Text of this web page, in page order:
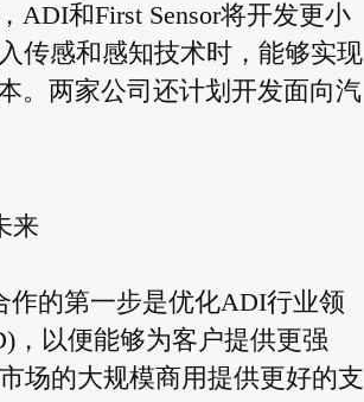
ADI和First Sensor将开发更小
传感和感知技术时，能够实现
。两家公司还计划开发面向汽
来
作的第一步是优化ADI行业领
，以便能够为客户提供更强
场的大规模商用提供更好的支